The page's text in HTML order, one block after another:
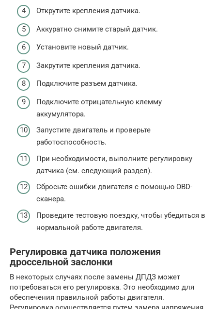
Открутите крепления датчика.
Аккуратно снимите старый датчик.
Установите новый датчик.
Закрутите крепления датчика.
Подключите разъем датчика.
Подключите отрицательную клемму
аккумулятора.
Запустите двигатель и проверьте
работоспособность.
При необходимости, выполните регулировку
датчика (см. следующий раздел).
Сбросьте ошибки двигателя с помощью OBD-
сканера.
Проведите тестовую поездку, чтобы убедиться в
нормальной работе двигателя.
Регулировка датчика положения
дроссельной заслонки
В некоторых случаях после замены ДПДЗ может
потребоваться его регулировка. Это необходимо для
обеспечения правильной работы двигателя.